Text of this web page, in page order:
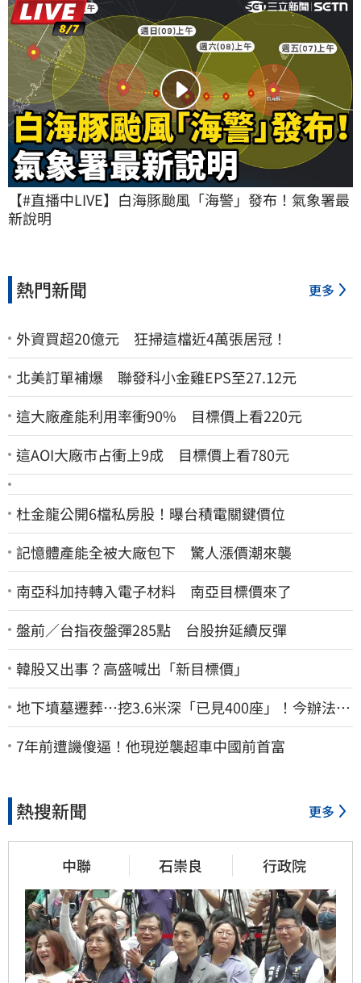
【#直播中LIVE】白海豚颱風「海警」發布！氣象署最
新說明
熱門新聞 更多
外資買超20億元 狂掃這檔近4萬張居冠！
北美訂單補爆 聯發科小金雞EPS至27.12元
這大廠產能利用率衝90% 目標價上看220元
這AOI大廠市占衝上9成 目標價上看780元
杜金龍公開6檔私房股！曝台積電關鍵價位
記憶體產能全被大廠包下 驚人漲價潮來襲
南亞科加持轉入電子材料 南亞目標價來了
盤前／台指夜盤彈285點 台股拚延續反彈
韓股又出事？高盛喊出「新目標價」
地下墳墓遷葬…挖3.6米深「已見400座」！今辦法會
安撫祖先
7年前遭譏傻逼！他現逆襲超車中國前首富
熱搜新聞 更多
中聯 石崇良 行政院